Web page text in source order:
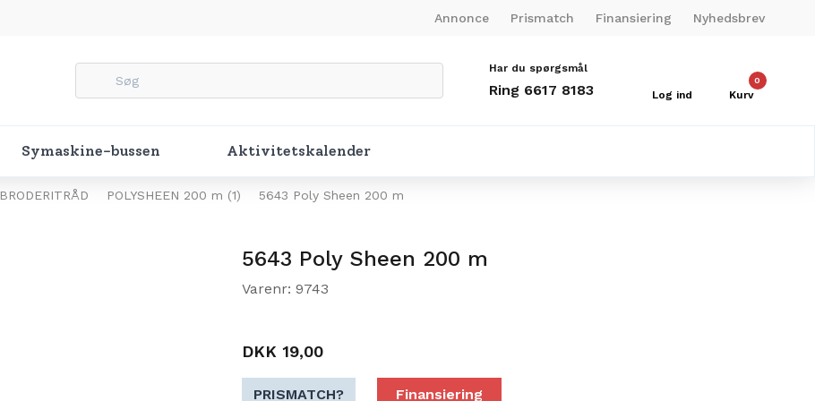
Annonce Prismatch Finansiering Nyhedsbrev
Har du spørgsmål
Ring 6617 8183 Log ind
0
Kurv
Symaskine-bussen Aktivitetskalender
BRODERITRÅD POLYSHEEN 200 m (1) 5643 Poly Sheen 200 m
5643 Poly Sheen 200 m
Varenr: 9743
DKK 19,00
PRISMATCH? Finansiering